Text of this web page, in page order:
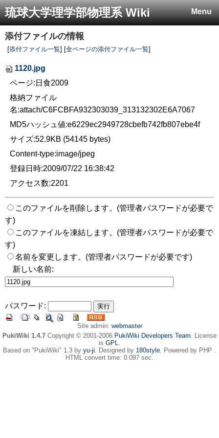
Menu
琉球大学理学部物理系 Wiki
添付ファイルの情報
[添付ファイル一覧] [全ページの添付ファイル一覧]
1120.jpg
ページ:日食2009
格納ファイル
名:attach/C6FCBFA932303039_313132302E6A7067
MD5ハッシュ値:e6229ec2949728cbefb742fb807ebe4f
サイズ:52.9KB (54145 bytes)
Content-type:image/jpeg
登録日時:2009/07/22 16:38:42
アクセス数:2201
このファイルを削除します。(管理者パスワードが必要で
す)
このファイルを凍結します。(管理者パスワードが必要で
す)
名前を変更します。(管理者パスワードが必要です)
新しい名前:
パスワード:
Site admin: webmaster
PukiWiki 1.4.7 Copyright © 2001-2006 PukiWiki Developers Team. License
is GPL.
Based on "PukiWiki" 1.3 by yu-ji. Designed by 180style. Powered by PHP .
HTML convert time: 0.097 sec.